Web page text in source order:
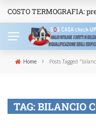
NEWS
COSTO TERMOGRAFIA:
Home › Posts Tagged
TAG:BILANCIO